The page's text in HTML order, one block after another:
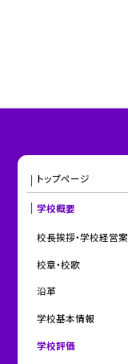
トップページ
学校概要
校長挨拶・学校経営案
校章・校歌
沿革
学校基本情報
学校評価